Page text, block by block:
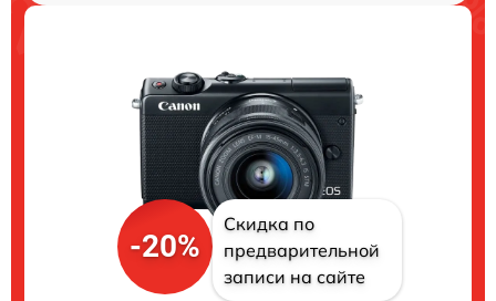
-20%
Скидка по
предварительной
записи на сайте